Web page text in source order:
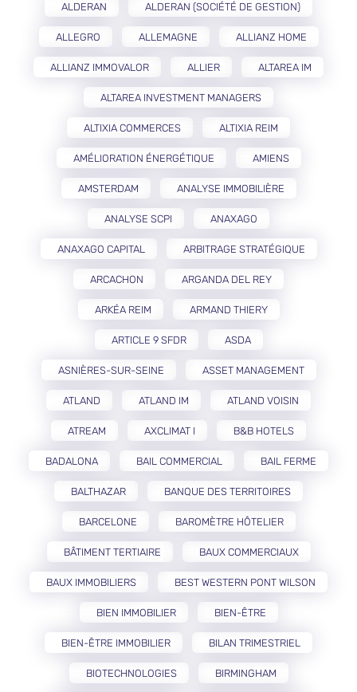
ALDERAN ALDERAN (SOCIÉTÉ DE GESTION)
ALLEGRO ALLEMAGNE ALLIANZ HOME
ALLIANZ IMMOVALOR ALLIER ALTAREA IM
ALTAREA INVESTMENT MANAGERS
ALTIXIA COMMERCES ALTIXIA REIM
AMÉLIORATION ÉNERGÉTIQUE AMIENS
AMSTERDAM ANALYSE IMMOBILIÈRE
ANALYSE SCPI ANAXAGO
ANAXAGO CAPITAL ARBITRAGE STRATÉGIQUE
ARCACHON ARGANDA DEL REY
ARKÉA REIM ARMAND THIERY
ARTICLE 9 SFDR ASDA
ASNIÈRES-SUR-SEINE ASSET MANAGEMENT
ATLAND ATLAND IM ATLAND VOISIN
ATREAM AXCLIMAT I B&B HOTELS
BADALONA BAIL COMMERCIAL BAIL FERME
BALTHAZAR BANQUE DES TERRITOIRES
BARCELONE BAROMÈTRE HÔTELIER
BÂTIMENT TERTIAIRE BAUX COMMERCIAUX
BAUX IMMOBILIERS BEST WESTERN PONT WILSON
BIEN IMMOBILIER BIEN-ÊTRE
BIEN-ÊTRE IMMOBILIER BILAN TRIMESTRIEL
BIOTECHNOLOGIES BIRMINGHAM